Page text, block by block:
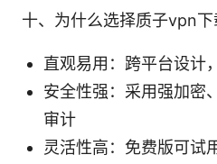
十、为什么选择质子vpn
直观易用：跨平台设计
安全性强：采用强加密
审计
灵活性高：免费版可试